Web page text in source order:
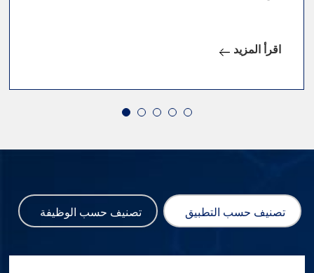
اقرأ المزيد
تصنيف حسب التطبيق تصنيف حسب الوظيفة